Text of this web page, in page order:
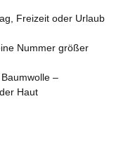
Freizeit oder Urlaub
Nummer größer
–
Haut